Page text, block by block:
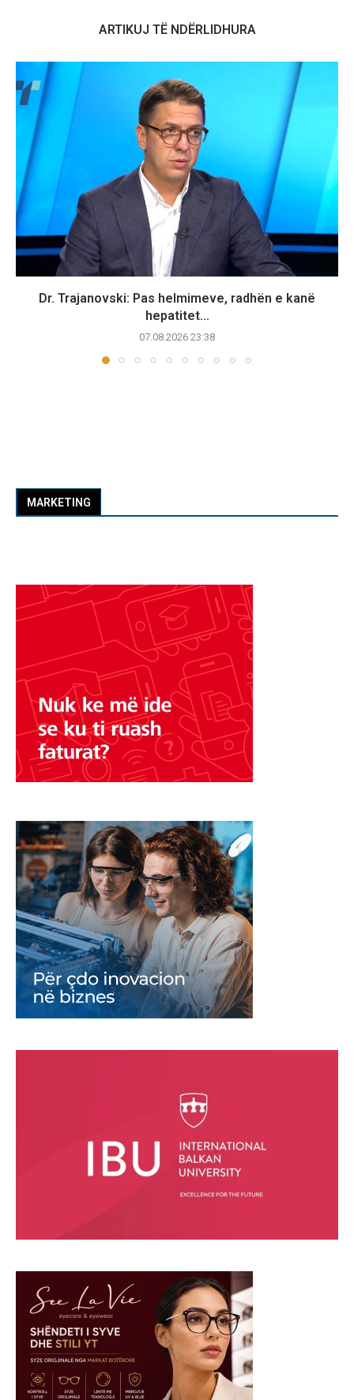
ARTIKUJ TË NDËRLIDHURA
Dr. Trajanovski: Pas helmimeve, radhën e kanë
hepatitet...
07.08.2026 23:38
MARKETING